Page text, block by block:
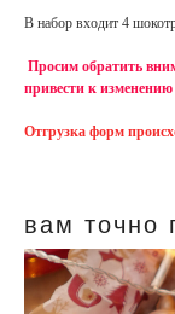
В набор входит 4
Просим обратить
привести к
Отгрузка форм
вам точно